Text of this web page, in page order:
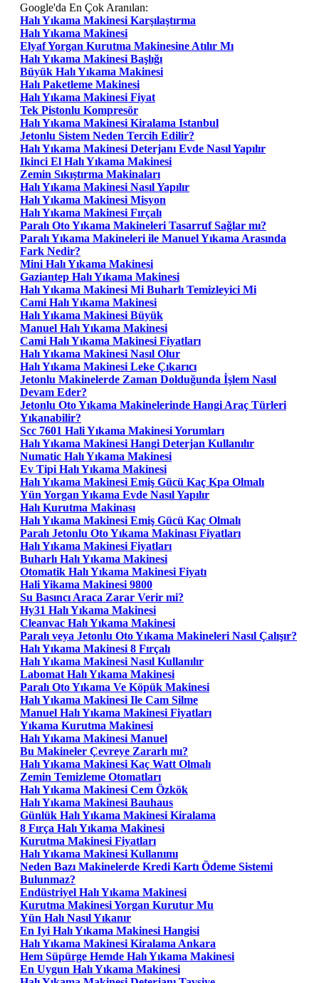
Google'da En Çok Aranılan:
Halı Yıkama Makinesi Karşılaştırma
Halı Yıkama Makinesi
Elyaf Yorgan Kurutma Makinesine Atılır Mı
Halı Yıkama Makinesi Başlığı
Büyük Halı Yıkama Makinesi
Halı Paketleme Makinesi
Halı Yıkama Makinesi Fiyat
Tek Pistonlu Kompresör
Halı Yıkama Makinesi Kiralama Istanbul
Jetonlu Sistem Neden Tercih Edilir?
Halı Yıkama Makinesi Deterjanı Evde Nasıl Yapılır
Ikinci El Halı Yıkama Makinesi
Zemin Sıkıştırma Makinaları
Halı Yıkama Makinesi Nasıl Yapılır
Halı Yıkama Makinesi Misyon
Halı Yıkama Makinesi Fırçalı
Paralı Oto Yıkama Makineleri Tasarruf Sağlar mı?
Paralı Yıkama Makineleri ile Manuel Yıkama Arasında
Fark Nedir?
Mini Halı Yıkama Makinesi
Gaziantep Halı Yıkama Makinesi
Halı Yıkama Makinesi Mi Buharlı Temizleyici Mi
Cami Halı Yıkama Makinesi
Halı Yıkama Makinesi Büyük
Manuel Halı Yıkama Makinesi
Cami Halı Yıkama Makinesi Fiyatları
Halı Yıkama Makinesi Nasıl Olur
Halı Yıkama Makinesi Leke Çıkarıcı
Jetonlu Makinelerde Zaman Dolduğunda İşlem Nasıl
Devam Eder?
Jetonlu Oto Yıkama Makinelerinde Hangi Araç Türleri
Yıkanabilir?
Scc 7601 Hali Yıkama Makinesi Yorumları
Halı Yıkama Makinesi Hangi Deterjan Kullanılır
Numatic Halı Yıkama Makinesi
Ev Tipi Halı Yıkama Makinesi
Halı Yıkama Makinesi Emiş Gücü Kaç Kpa Olmalı
Yün Yorgan Yıkama Evde Nasıl Yapılır
Halı Kurutma Makinası
Halı Yıkama Makinesi Emiş Gücü Kaç Olmalı
Paralı Jetonlu Oto Yıkama Makinası Fiyatları
Halı Yıkama Makinesi Fiyatları
Buharlı Halı Yıkama Makinesi
Otomatik Halı Yıkama Makinesi Fiyatı
Hali Yikama Makinesi 9800
Su Basıncı Araca Zarar Verir mi?
Hy31 Halı Yıkama Makinesi
Cleanvac Halı Yıkama Makinesi
Paralı veya Jetonlu Oto Yıkama Makineleri Nasıl Çalışır?
Halı Yıkama Makinesi 8 Fırçalı
Halı Yıkama Makinesi Nasıl Kullanılır
Labomat Halı Yıkama Makinesi
Paralı Oto Yıkama Ve Köpük Makinesi
Halı Yıkama Makinesi Ile Cam Silme
Manuel Halı Yıkama Makinesi Fiyatları
Yıkama Kurutma Makinesi
Halı Yıkama Makinesi Manuel
Bu Makineler Çevreye Zararlı mı?
Halı Yıkama Makinesi Kaç Watt Olmalı
Zemin Temizleme Otomatları
Halı Yıkama Makinesi Cem Özkök
Halı Yıkama Makinesi Bauhaus
Günlük Halı Yıkama Makinesi Kiralama
8 Fırça Halı Yıkama Makinesi
Kurutma Makinesi Fiyatları
Halı Yıkama Makinesi Kullanımı
Neden Bazı Makinelerde Kredi Kartı Ödeme Sistemi
Bulunmaz?
Endüstriyel Halı Yıkama Makinesi
Kurutma Makinesi Yorgan Kurutur Mu
Yün Halı Nasıl Yıkanır
En Iyi Halı Yıkama Makinesi Hangisi
Halı Yıkama Makinesi Kiralama Ankara
Hem Süpürge Hemde Halı Yıkama Makinesi
En Uygun Halı Yıkama Makinesi